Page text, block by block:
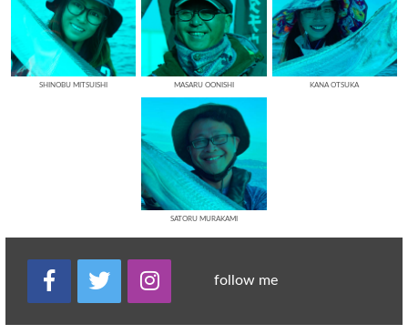
SHINOBU MITSUISHI MASARU OONISHI KANA OTSUKA
SATORU MURAKAMI
follow me